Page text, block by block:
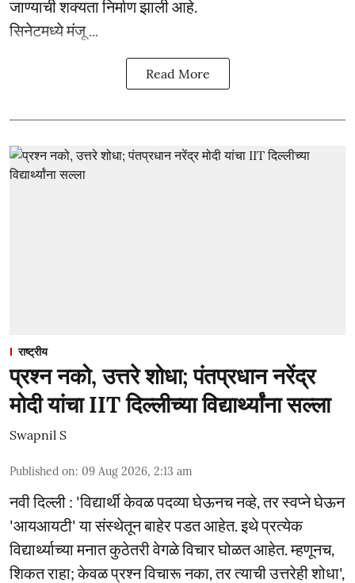
जाण्याची शक्यता निर्माण झाली आहे.
सिनेटमध्ये मंजू ...
Read More
राष्ट्रीय
प्रश्न नको, उत्तरे शोधा; पंतप्रधान नरेंद्र
मोदी यांचा IIT दिल्लीच्या विद्यार्थ्यांना सल्ला
Swapnil S
Published on: 09 Aug 2026, 2:13 am
नवी दिल्ली : 'विद्यार्थी केवळ पदव्या घेऊनच नव्हे, तर स्वप्ने घेऊन
'आयआयटी' या संस्थेतून बाहेर पडत आहेत. इथे प्रत्येक
विद्यार्थ्याच्या मनात कुठेतरी वेगळे विचार घोळत आहेत. म्हणूनच,
शिकत राहा; केवळ प्रश्न विचारू नका, तर त्याची उत्तरेही शोधा',